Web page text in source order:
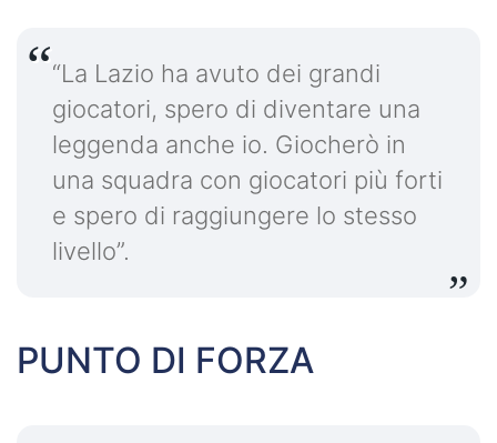
“La Lazio ha avuto dei grandi
giocatori, spero di diventare una
leggenda anche io. Giocherò in
una squadra con giocatori più forti
e spero di raggiungere lo stesso
livello”.
PUNTO DI FORZA